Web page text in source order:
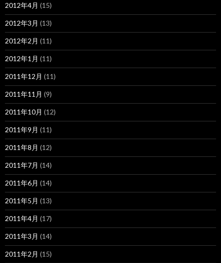
2012年4月 (15)
2012年3月 (13)
2012年2月 (11)
2012年1月 (11)
2011年12月 (11)
2011年11月 (9)
2011年10月 (12)
2011年9月 (11)
2011年8月 (12)
2011年7月 (14)
2011年6月 (14)
2011年5月 (13)
2011年4月 (17)
2011年3月 (14)
2011年2月 (15)